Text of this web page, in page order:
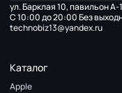
ул. Барклая 10, павильон А-
С 10:00 до 20:00 Без
technobiz13@yandex.ru
Каталог
Apple